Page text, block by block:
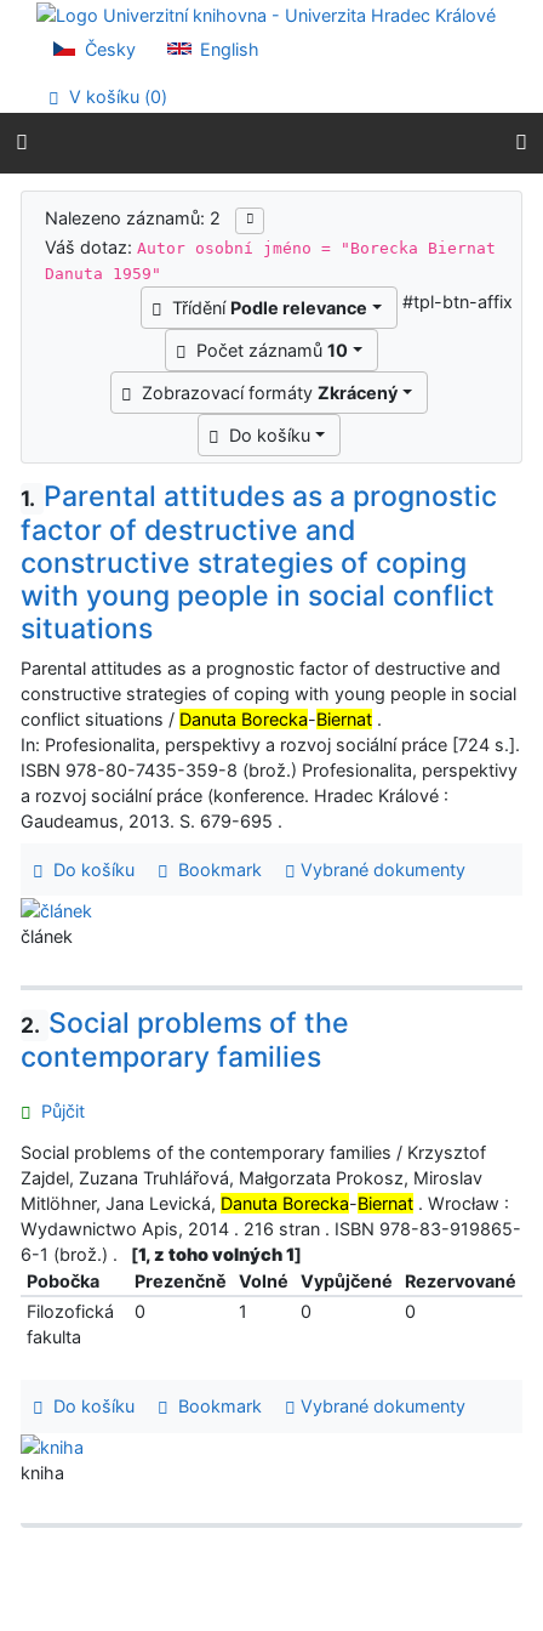
Přejít na obsah
Přejít na menu
Prohlášení o webové přístupnosti
Česky English
V košíku (0)
Výsledky vyhledávání
Nalezeno záznamů: 2
Váš dotaz:Autor osobní jméno = "Borecka Biernat
Danuta 1959"
Třídění Podle relevance
Počet záznamů 10
Zobrazovací formáty Zkrácený
Do košíku
#tpl-btn-affix
1. Parental attitudes as a prognostic
factor of destructive and
constructive strategies of coping
with young people in social conflict
situations
Parental attitudes as a prognostic factor of destructive and
constructive strategies of coping with young people in social
conflict situations / Danuta Borecka-Biernat .
In: Profesionalita, perspektivy a rozvoj sociální práce [724 s.].
ISBN 978-80-7435-359-8 (brož.) Profesionalita, perspektivy
a rozvoj sociální práce (konference. Hradec Králové :
Gaudeamus, 2013. S. 679-695 .
Do košíku Bookmark Vybrané dokumenty
článek
2. Social problems of the
contemporary families
Půjčit
Social problems of the contemporary families / Krzysztof
Zajdel, Zuzana Truhlářová, Małgorzata Prokosz, Miroslav
Mitlöhner, Jana Levická, Danuta Borecka-Biernat . Wrocław :
Wydawnictwo Apis, 2014 . 216 stran . ISBN 978-83-919865-
6-1 (brož.) .
[1, z toho volných 1]
Pobočka
Prezenčně Volné Vypůjčené
Rezervované
Filozofická
fakulta
0 1 0 0
Do košíku Bookmark Vybrané dokumenty
kniha